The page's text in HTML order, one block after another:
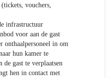
vouchers,
infrastructuur
voor aan de gast
onthaalpersoneel in om
hun kamer te
de gast te verplaatsen
hen in contact met